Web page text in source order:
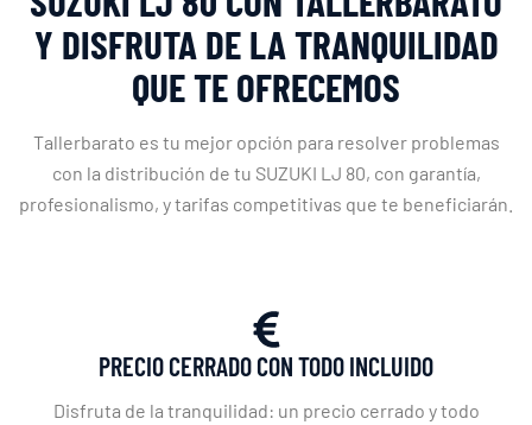
Y DISFRUTA DE LA TRANQUILIDAD
QUE TE OFRECEMOS
Tallerbarato es tu mejor opción para resolver problemas
con la distribución de tu SUZUKI LJ 80, con garantía,
profesionalismo, y tarifas competitivas que te beneficiarán.
PRECIO CERRADO CON TODO INCLUIDO
Disfruta de la tranquilidad: un precio cerrado y todo